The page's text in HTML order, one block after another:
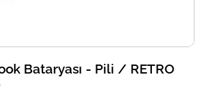
Bataryası - Pili / RETRO